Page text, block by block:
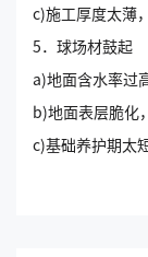
c)施工厚度太薄
5．球场材鼓起
a)地面含水率过
b)地面表层脆化
c)基础养护期太短